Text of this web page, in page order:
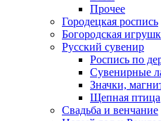
Прочее
Городецкая роспись
Богородская
Русский сувенир
Роспись по
Сувенирные
Значки,
Щепная птица
Свадьба и венчание